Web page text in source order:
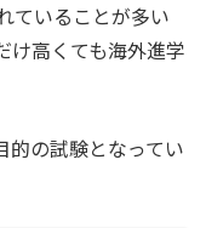
ていることが多い
け高くても海外進学
的の試験となってい